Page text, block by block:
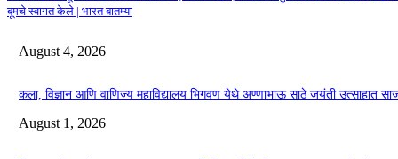
बूमचे स्वागत केले | भारत बातम्या
August 4, 2026
कला, विज्ञान आणि वाणिज्य महाविद्यालय भिगवण येथे अण्णाभाऊ साठे जयंती उत्साहात
August 1, 2026